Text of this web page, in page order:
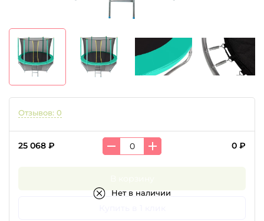
Отзывов: 0
25 068 ₽ 0 ₽
Нет в наличии